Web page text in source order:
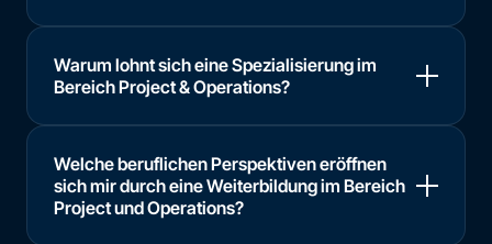
Warum lohnt sich eine Spezialisierung im
Bereich Project & Operations?
Welche beruflichen Perspektiven eröffnen
sich mir durch eine Weiterbildung im Bereich
Project und Operations?